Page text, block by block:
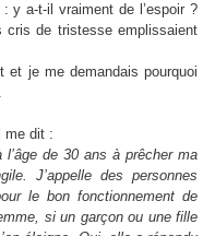
y a-t-il vraiment de l’espoir ?
cris de tristesse emplissaient
je me demandais pourquoi
me dit :
de 30 ans à prêcher ma
J’appelle des personnes
le bon fonctionnement de
si un garçon ou une fille